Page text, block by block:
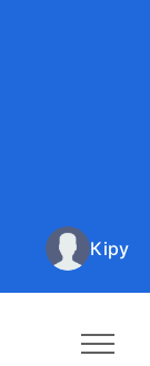
Кіру